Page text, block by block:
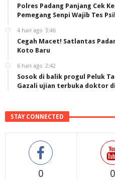
Polres Padang Panjang Cek
Pemegang Senpi Wajib Tes
4 hari ago 3:46
Cegah Macet! Satlantas
Koto Baru
6 hari ago 2:42
Sosok di balik progul Peluk
Gazali ujian terbuka doktor
STAY CONNECTED
0 0